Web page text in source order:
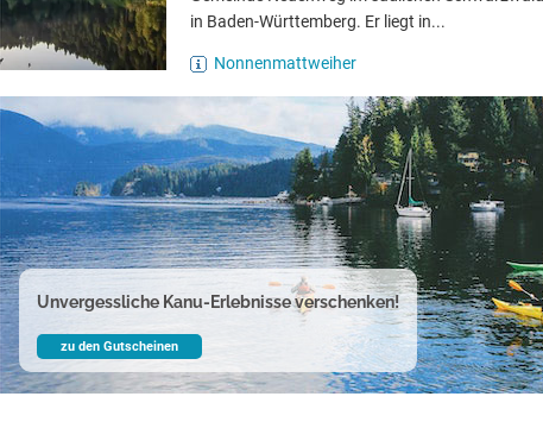
in Baden-Württemberg. Er liegt in...
Nonnenmattweiher
Unvergessliche Kanu-Erlebnisse verschenken!
zu den Gutscheinen